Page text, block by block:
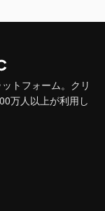
トフォーム。クリ
万人以上が利用し